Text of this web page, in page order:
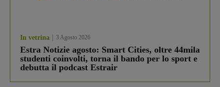
In vetrina 3 Agosto 2026
Estra Notizie agosto: Smart Cities, oltre 44mila
studenti coinvolti, torna il bando per lo sport e
debutta il podcast Estrair